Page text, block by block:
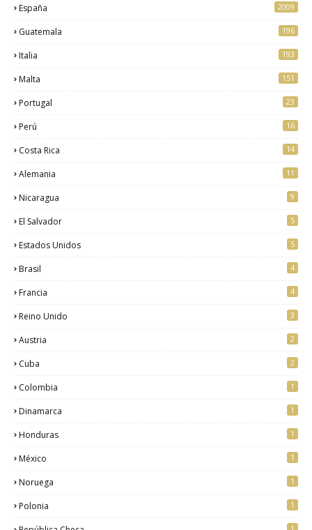
España 2009
Guatemala 196
Italia 193
Malta 151
Portugal 23
Perú 16
Costa Rica 14
Alemania 11
Nicaragua 9
El Salvador 5
Estados Unidos 5
Brasil 4
Francia 4
Reino Unido 3
Austria 2
Cuba 2
Colombia 1
Dinamarca 1
Honduras 1
México 1
Noruega 1
Polonia 1